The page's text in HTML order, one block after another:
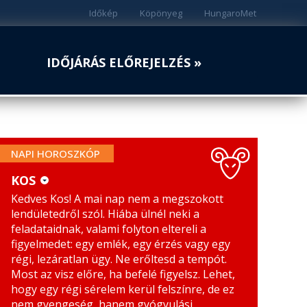
HungaroMet
Köpönyeg
Időkép
IDŐJÁRÁS ELŐREJELZÉS »
NAPI HOROSZKÓP
KOS
BIKA
IKREK
RÁK
MÉRLEG
SKORPIÓ
NYILAS
BAK
KOS
Kedves Kos! A mai nap nem a megszokott
lendületedről szól. Hiába ülnél neki a
feladataidnak, valami folyton eltereli a
figyelmedet: egy emlék, egy érzés vagy egy
régi, lezáratlan ügy. Ne erőltesd a tempót.
Most az visz előre, ha befelé figyelsz. Lehet,
hogy egy régi sérelem kerül felszínre, de ez